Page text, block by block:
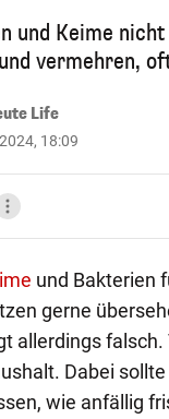
und Keime
vermehren,
Life
18:09
und Bakterien
gerne
allerdings
Dabei
wie anfällig